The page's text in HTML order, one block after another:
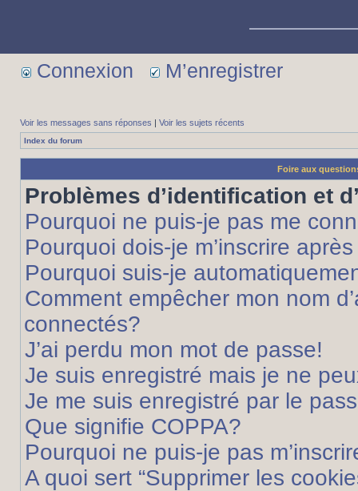
Connexion M’enregistrer
Voir les messages sans réponses | Voir les sujets récents
Index du forum
Foire aux
Problèmes d’identification et
Pourquoi ne puis-je pas me
Pourquoi dois-je m’inscrire
Pourquoi suis-je
Comment empêcher mon nom
connectés?
J’ai perdu mon mot de passe!
Je suis enregistré mais je ne
Je me suis enregistré par le
Que signifie COPPA?
Pourquoi ne puis-je pas
A quoi sert “Supprimer les